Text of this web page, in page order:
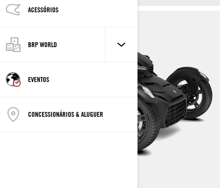
ACESSÓRIOS
BRP WORLD
EVENTOS
CONCESSIONÁRIOS & ALUGUER